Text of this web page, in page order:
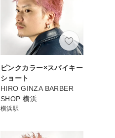
ピンクカラー×スパイキー
ショート
HIRO GINZA BARBER
SHOP 横浜
横浜駅